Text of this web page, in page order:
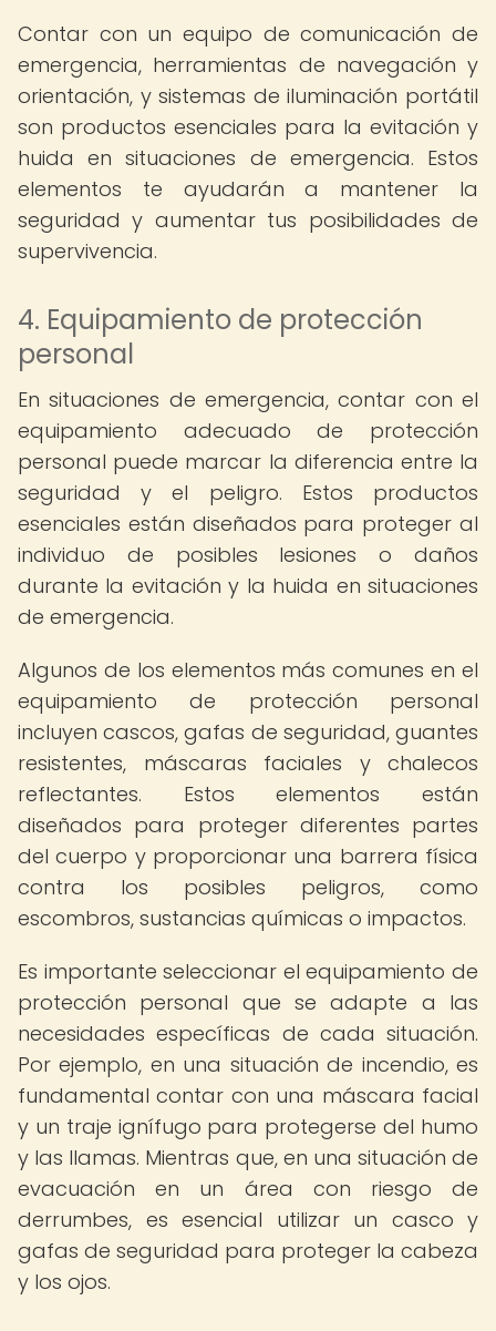
Contar con un equipo de comunicación de
emergencia, herramientas de navegación y
orientación, y sistemas de iluminación portátil
son productos esenciales para la evitación y
huida en situaciones de emergencia. Estos
elementos te ayudarán a mantener la
seguridad y aumentar tus posibilidades de
supervivencia.
4. Equipamiento de protección
personal
En situaciones de emergencia, contar con el
equipamiento adecuado de protección
personal puede marcar la diferencia entre la
seguridad y el peligro. Estos productos
esenciales están diseñados para proteger al
individuo de posibles lesiones o daños
durante la evitación y la huida en situaciones
de emergencia.
Algunos de los elementos más comunes en el
equipamiento de protección personal
incluyen cascos, gafas de seguridad, guantes
resistentes, máscaras faciales y chalecos
reflectantes. Estos elementos están
diseñados para proteger diferentes partes
del cuerpo y proporcionar una barrera física
contra los posibles peligros, como
escombros, sustancias químicas o impactos.
Es importante seleccionar el equipamiento de
protección personal que se adapte a las
necesidades específicas de cada situación.
Por ejemplo, en una situación de incendio, es
fundamental contar con una máscara facial
y un traje ignífugo para protegerse del humo
y las llamas. Mientras que, en una situación de
evacuación en un área con riesgo de
derrumbes, es esencial utilizar un casco y
gafas de seguridad para proteger la cabeza
y los ojos.